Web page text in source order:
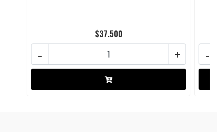
$37.500
+
- -